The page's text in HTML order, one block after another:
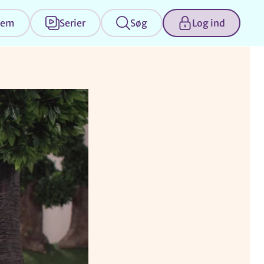
Serier Søg Log ind